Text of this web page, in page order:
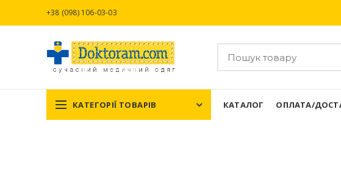
+38 (098) 106-03-03
КАТЕГОРІЇ ТОВАРІВ КАТАЛОГ ОПЛАТА/